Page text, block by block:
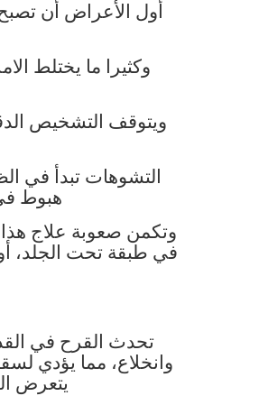
أول الأعراض أن
وكثيرا ما يختلط
ويتوقف التشخيص
التشوهات تبدأ في
هبوط
وتكمن صعوبة علاج
في طبقة تحت الجلد،
تحدث القرح في
وانخلاع، مما يؤدي
يتعرض